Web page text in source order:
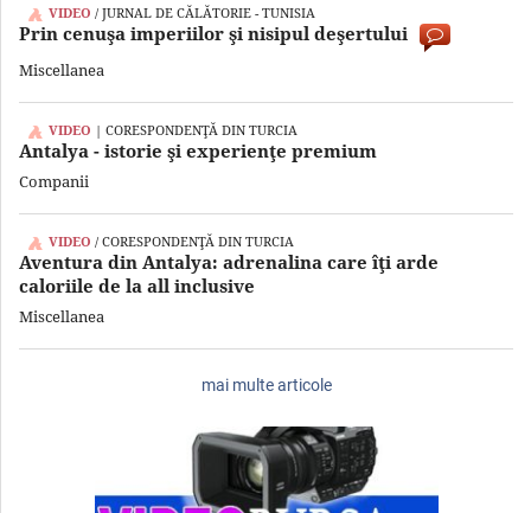
VIDEO / JURNAL DE CĂLĂTORIE - TUNISIA
Prin cenuşa imperiilor şi nisipul deşertului
Miscellanea
VIDEO | CORESPONDENŢĂ DIN TURCIA
Antalya - istorie şi experienţe premium
Companii
VIDEO / CORESPONDENŢĂ DIN TURCIA
Aventura din Antalya: adrenalina care îţi arde
caloriile de la all inclusive
Miscellanea
mai multe articole